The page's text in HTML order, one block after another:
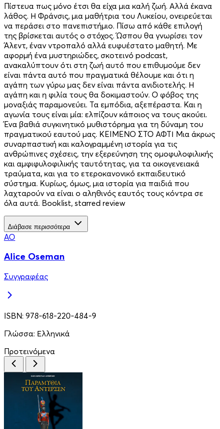
Πίστευα πως μόνο έτσι θα είχα μια καλή ζωή. Αλλά έκανα
λάθος. Η Φράνσις, μια μαθήτρια του Λυκείου, ονειρεύεται
να περάσει στο πανεπιστήμιο. Πίσω από κάθε επιλογή
της βρίσκεται αυτός ο στόχος. Ώσπου θα γνωρίσει τον
Άλεντ, έναν ντροπαλό αλλά ευφυέστατο μαθητή. Με
αφορμή ένα μυστηριώδες, σκοτεινό podcast,
ανακαλύπτουν ότι στη ζωή αυτό που επιθυμούμε δεν
είναι πάντα αυτό που πραγματικά θέλουμε και ότι η
αγάπη των γύρω μας δεν είναι πάντα ανιδιοτελής. Η
αγάπη και η φιλία τους θα δοκιμαστούν. Ο φόβος της
μοναξιάς παραμονεύει. Τα εμπόδια, αξεπέραστα. Και η
αγωνία τους είναι μία: ελπίζουν κάποιος να τους ακούει.
Ένα βαθιά συγκινητικό μυθιστόρημα για τη δύναμη του
πραγματικού εαυτού μας. KEIMENO ΣΤΟ ΑΦΤΙ Μια άκρως
συναρπαστική και καλογραμμένη ιστορία για τις
ανθρώπινες σχέσεις, την εξερεύνηση της ομοφυλοφιλικής
και αμφιφυλοφιλικής ταυτότητας, για τα οικογενειακά
τραύματα, και για το ετεροκανονικό εκπαιδευτικό
σύστημα. Κυρίως, όμως, μια ιστορία για παιδιά που
λαχταρούν να είναι ο αληθινός εαυτός τους κόντρα σε
όλα αυτά. Booklist, starred review
Διάβασε περισσότερα
AO
Alice Oseman
Συγγραφέας
ISBN: 978-618-220-484-9
Γλώσσα: Ελληνικά
Προτεινόμενα